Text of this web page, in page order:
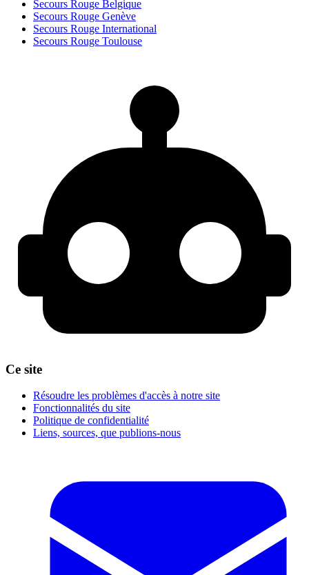
Secours Rouge Belgique
Secours Rouge Genève
Secours Rouge International
Secours Rouge Toulouse
Ce site
Résoudre les problèmes d'accès à notre site
Fonctionnalités du site
Politique de confidentialité
Liens, sources, que publions-nous